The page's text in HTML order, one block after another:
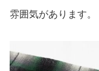
雰囲気があります。